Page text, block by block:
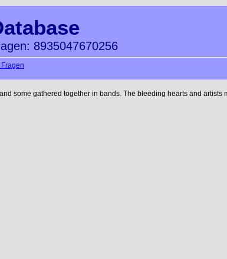
8935047670256
Fragen
some gathered together in bands. The bleeding hearts and artists